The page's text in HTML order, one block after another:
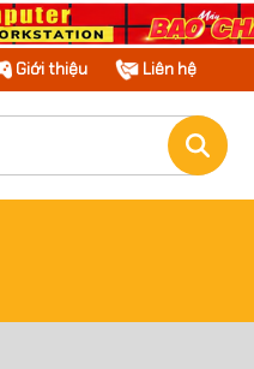
Giới thiệu Liên hệ